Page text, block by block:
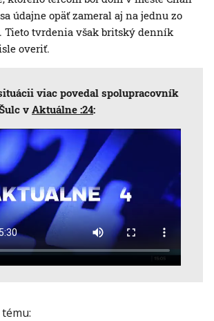
údajne opäť zameral aj na jednu zo
Tieto tvrdenia však britský denník
overiť.
viac povedal spolupracovník
v Aktuálne :24: